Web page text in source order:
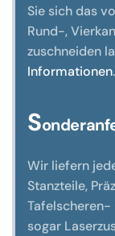
Sie sich das
Rund-,
zuschneiden
Informationen.
S
Wir liefern
Stanzteile,
Tafelscheren-
sogar